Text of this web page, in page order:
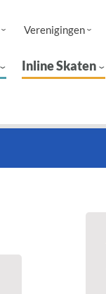
Verenigingen
Inline Skaten